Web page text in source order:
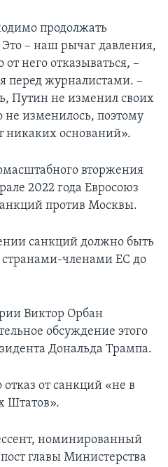
продолжать
– наш рычаг давления,
него отказываться, –
перед журналистами. –
Путин не изменил своих
не изменилось, поэтому
никаких оснований».
вторжения
2022 года Евросоюз
против Москвы.
санкций должно быть
странами-членами ЕС до
Виктор Орбан
обсуждение этого
Дональда Трампа.
от санкций «не в
Штатов».
номинированный
главы Министерства